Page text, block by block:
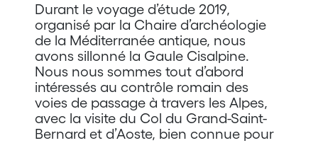
Durant le voyage d’étude 2019,
organisé par la Chaire d’archéologie
de la Méditerranée antique, nous
avons sillonné la Gaule Cisalpine.
Nous nous sommes tout d’abord
intéressés au contrôle romain des
voies de passage à travers les Alpes,
avec la visite du Col du Grand-Saint-
Bernard et d’Aoste, bien connue pour